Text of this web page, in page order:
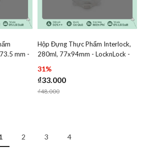
Thực Phẩm Interlock 1.0L -
Add Hộp Bảo Quản Thực Phẩm Interlock
mm -
Add Hộp Đựng Thực
Add Hộp
Hộp Đựng Thực Phẩm Interlock,
280ml, 77x94mm - LocknLock -
31%
₫33.000
Price reduced from
₫48.000to
2 3 4